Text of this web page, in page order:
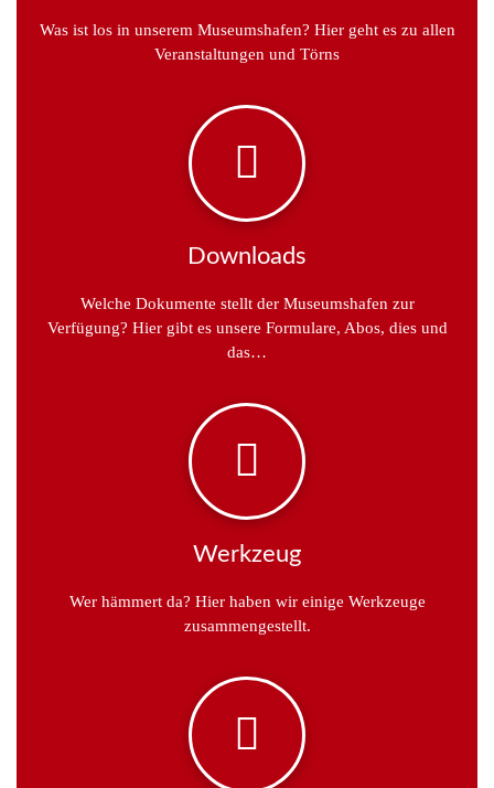
Was ist los in unserem Museumshafen? Hier geht es zu allen
Veranstaltungen und Törns
Downloads
Welche Dokumente stellt der Museumshafen zur
Verfügung? Hier gibt es unsere Formulare, Abos, dies und
das…
Werkzeug
Wer hämmert da? Hier haben wir einige Werkzeuge
zusammengestellt.